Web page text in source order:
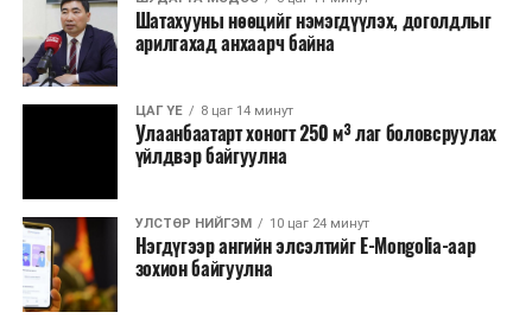
ын Эх орончдын өдөрт зориулан дөрөвдүгээр сарын
гурав дахь Даваа гаригт уламжлал болгон явуулдаг.
Олон улсын марафоны тэмцээнүүд дундаас нэр
хүндээрээ тэргүүлэх энэхүү уралдаанд оролцохын
тулд гүйгчид тодорхой босго хугацаа давсан байх
шаардлагатай нь онцлог юм.
Шатахууны нөөцийг нэмэгдүүлэх, доголдлыг
арилгахад анхаарч байна
ЦАГ ҮЕ 8 цаг 14 минут
Улаанбаатарт хоногт 250 м³ лаг боловсруулах
үйлдвэр байгуулна
УЛСТӨР НИЙГЭМ 10 цаг 24 минут
Нэгдүгээр ангийн элсэлтийг E-Mongolia-аар
зохион байгуулна